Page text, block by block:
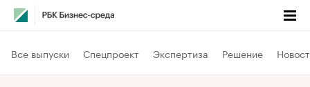
Все выпуски Спецпроект Экспертиза Решение